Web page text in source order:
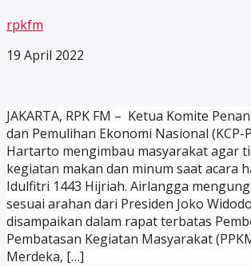
rpkfm
19 April 2022
JAKARTA, RPK FM – Ketua Komite
dan Pemulihan Ekonomi Nasional (KCP-
Hartarto mengimbau masyarakat agar
kegiatan makan dan minum saat acara
Idulfitri 1443 Hijriah. Airlangga
sesuai arahan dari Presiden Joko
disampaikan dalam rapat terbatas
Pembatasan Kegiatan Masyarakat
Merdeka, […]